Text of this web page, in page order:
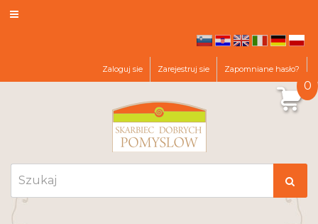
de
pl
Zaloguj sie Zarejestruj sie Zapomniane hasło?
0